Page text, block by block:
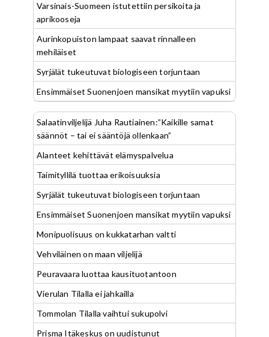
Varsinais-Suomeen istutettiin persikoita ja
aprikooseja
Aurinkopuiston lampaat saavat rinnalleen
mehiläiset
Syrjälät tukeutuvat biologiseen torjuntaan
Ensimmäiset Suonenjoen mansikat myytiin vapuksi
Salaatinviljelijä Juha Rautiainen:”Kaikille samat
säännöt – tai ei sääntöjä ollenkaan”
Alanteet kehittävät elämyspalvelua
Taimityllilä tuottaa erikoisuuksia
Syrjälät tukeutuvat biologiseen torjuntaan
Ensimmäiset Suonenjoen mansikat myytiin vapuksi
Monipuolisuus on kukkatarhan valtti
Vehviläinen on maan viljelijä
Peuravaara luottaa kausituotantoon
Vierulan Tilalla ei jahkailla
Tommolan Tilalla vaihtui sukupolvi
Prisma Itäkeskus on uudistunut